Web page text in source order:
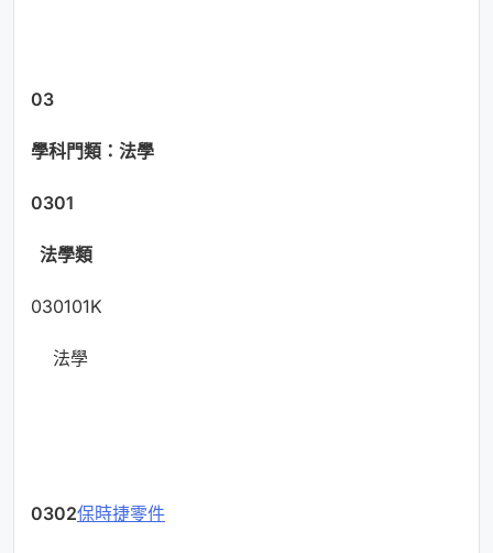
03
學科門類：法學
0301
法學類
030101K
法學
0302保時捷零件